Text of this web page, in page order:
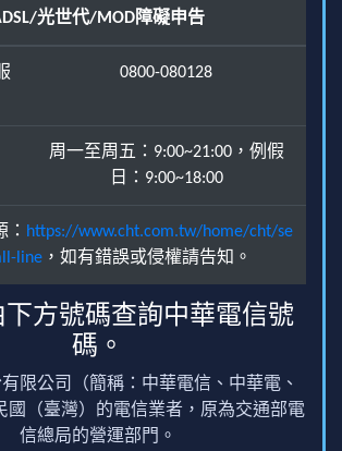
光世代/MOD障礙申告
0800-080128
周一至周五：9:00~21:00，例假
日：9:00~18:00
https://www.cht.com.tw/home/cht/se
line ，如有錯誤或侵權請告知。
下方號碼查詢中華電信號
碼。
限公司（簡稱：中華電信、中華電、
國（臺灣）的電信業者，原為交通部電
信總局的營運部門。